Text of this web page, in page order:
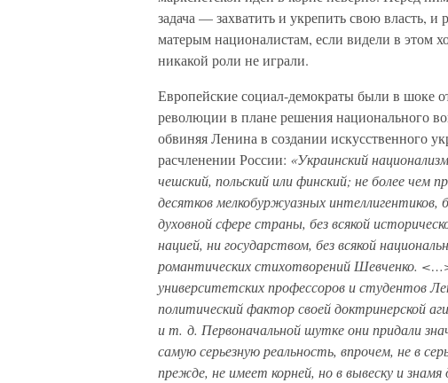
задача — захватить и укрепить свою власть,
матерым националистам, если видели в этом
никакой роли не играли.
Европейские социал-демократы были в шоке
революции в плане решения национального
обвиняя Ленина в создании искусственного
расчленении России: «Украинский
чешский, польский или финский; не более чем
десятков мелкобуржуазных интеллигентиков,
духовной сфере страны, без всякой
нацией, ни государством, без всякой
романтических стихотворений Шевченко.
университетских профессоров и студентов
политический фактор своей доктринерской
и т. д. Первоначальной шутке они придали
самую серьезную реальность, впрочем, не в
прежде, не имеет корней, но в вывеску и